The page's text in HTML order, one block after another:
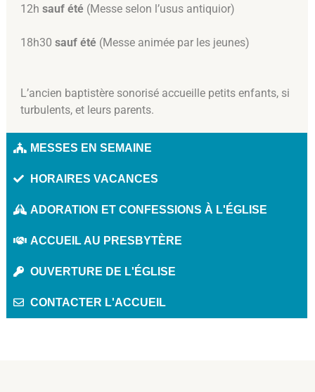
12h sauf été (Messe selon l’usus antiquior)
18h30 sauf été (Messe animée par les jeunes)
L’ancien baptistère sonorisé accueille petits enfants, si
turbulents, et leurs parents.
MESSES EN SEMAINE
HORAIRES VACANCES
ADORATION ET CONFESSIONS À L'ÉGLISE
ACCUEIL AU PRESBYTÈRE
OUVERTURE DE L'ÉGLISE
CONTACTER L'ACCUEIL